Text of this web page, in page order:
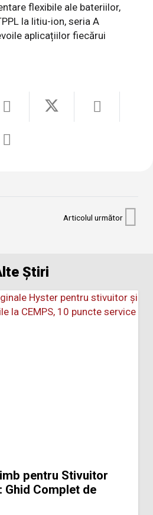
flexibile ale bateriilor,
la litiu-ion, seria A
aplicațiilor fiecărui
Articolul următor
Știri
pentru Stivuitor
Ghid Complet de